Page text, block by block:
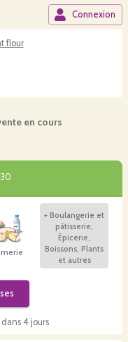
Connexion
flour
en cours
+ Boulangerie et
pâtisserie,
Épicerie,
Boissons, Plants
et autres
dans4 jours